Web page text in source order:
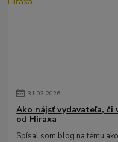
31.03.2026
Ako nájsť vydavateľa, či
od Hiraxa
Spísal som blog na tému